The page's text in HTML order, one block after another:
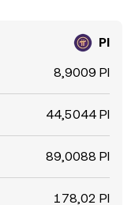
PI
8,9009 PI
44,5044 PI
89,0088 PI
178,02 PI